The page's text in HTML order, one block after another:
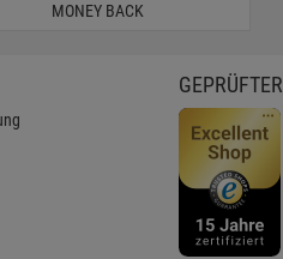
MONEY BACK